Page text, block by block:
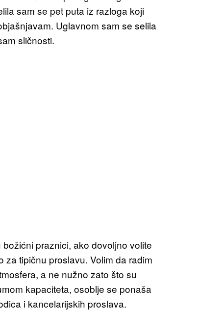
sam se pet puta iz razloga koji
Uglavnom sam se selila
sličnosti.
praznici, ako dovoljno volite
tipičnu proslavu. Volim da radim
a ne nužno zato što su
kapaciteta, osoblje se ponaša
i kancelarijskih proslava.